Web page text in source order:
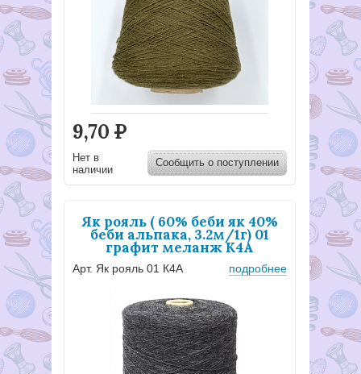
9,70 Р
Нет в
наличии
Сообщить о поступлении
Як рояль ( 60% беби як 40%
беби альпака, 3.2м/1г) 01
графит меланж К4А
Арт. Як рояль 01 К4А подробнее